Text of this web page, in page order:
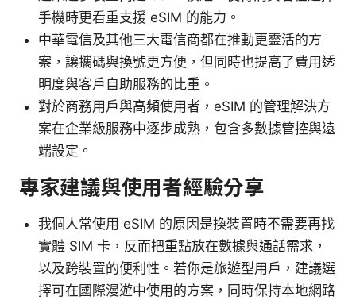
手機時更看重支援 eSIM 的能力。
中華電信及其他三大電信商都在推動更靈活的方
案，讓攜碼與換號更方便，但同時也提高了費用透
明度與客戶自助服務的比重。
對於商務用戶與高頻使用者，eSIM 的管理解決方
案在企業級服務中逐步成熟，包含多數據管控與遠
端設定。
專家建議與使用者經驗分享
我個人常使用 eSIM 的原因是換裝置時不需要再找
實體 SIM 卡，反而把重點放在數據與通話需求，
以及跨裝置的便利性。若你是旅遊型用戶，建議選
擇可在國際漫遊中使用的方案，同時保持本地網路